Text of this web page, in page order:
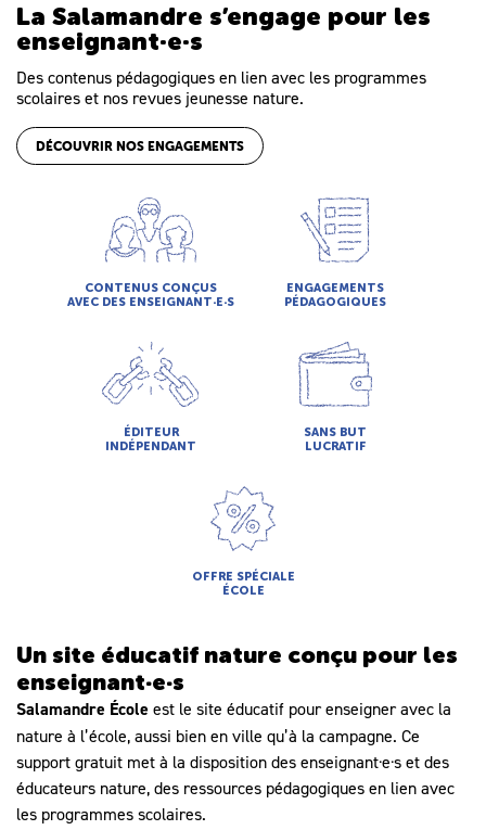
La Salamandre s’engage pour les
enseignant·e·s
Des contenus pédagogiques en lien avec les programmes
scolaires et nos revues jeunesse nature.
DÉCOUVRIR NOS ENGAGEMENTS
CONTENUS CONÇUS
AVEC DES ENSEIGNANT·E·S
ENGAGEMENTS
PÉDAGOGIQUES
ÉDITEUR
INDÉPENDANT
SANS BUT
LUCRATIF
OFFRE SPÉCIALE
ÉCOLE
Un site éducatif nature conçu pour les
enseignant·e·s
Salamandre École est le site éducatif pour enseigner avec la
nature à l’école, aussi bien en ville qu’à la campagne. Ce
support gratuit met à la disposition des enseignant·e·s et des
éducateurs nature, des ressources pédagogiques en lien avec
les programmes scolaires.